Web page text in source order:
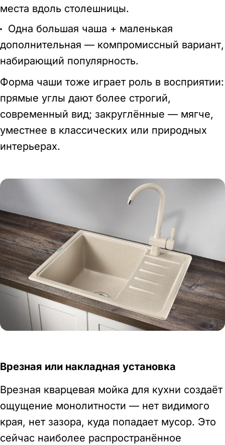
места вдоль столешницы.
Одна большая чаша + маленькая
дополнительная — компромиссный вариант,
набирающий популярность.
Форма чаши тоже играет роль в восприятии:
прямые углы дают более строгий,
современный вид; закруглённые — мягче,
уместнее в классических или природных
интерьерах.
Врезная или накладная установка
Врезная кварцевая мойка для кухни создаёт
ощущение монолитности — нет видимого
края, нет зазора, куда попадает мусор. Это
сейчас наиболее распространённое